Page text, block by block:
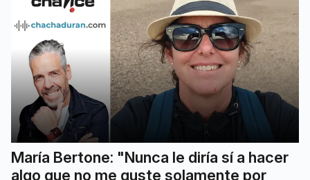
María Bertone: "Nunca le diría sí a hacer
algo que no me guste solamente por